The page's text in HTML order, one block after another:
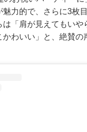
力的で、さらに3枚
は「肩が見えてもい
わいい」と、絶賛の